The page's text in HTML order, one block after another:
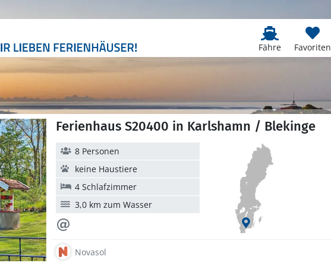
Fähre Favoriten
Ferienhaus S20400 in Karlshamn / Blekinge
8 Personen
keine Haustiere
4 Schlafzimmer
3,0 km zum Wasser
Novasol